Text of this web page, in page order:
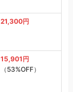
21,300円
15,901円
（53%OFF）